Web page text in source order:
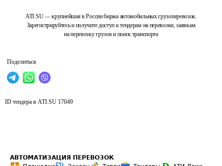
ATI.SU — крупнейшая в России биржа автомобильных грузоперевозок.
Зарегистрируйтесь и получите доступ к тендерам на перевозки, заявкам
на перевозку грузов и поиск транспорта
Поделиться
ID тендера в ATI.SU 17049
АВТОМАТИЗАЦИЯ ПЕРЕВОЗОК